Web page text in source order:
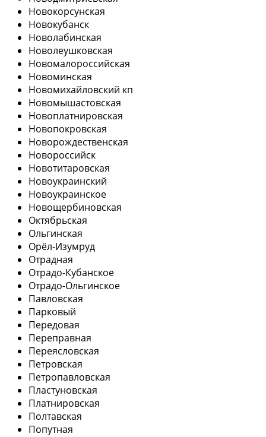
Новокорсунская
Новокубанск
Новолабинская
Новолеушковская
Новомалороссийская
Новоминская
Новомихайловский кп
Новомышастовская
Новоплатнировская
Новопокровская
Новорождественская
Новороссийск
Новотитаровская
Новоукраинский
Новоукраинское
Новощербиновская
Октябрьская
Ольгинская
Орёл-Изумруд
Отрадная
Отрадо-Кубанское
Отрадо-Ольгинское
Павловская
Парковый
Передовая
Переправная
Переясловская
Петровская
Петропавловская
Пластуновская
Платнировская
Полтавская
Попутная